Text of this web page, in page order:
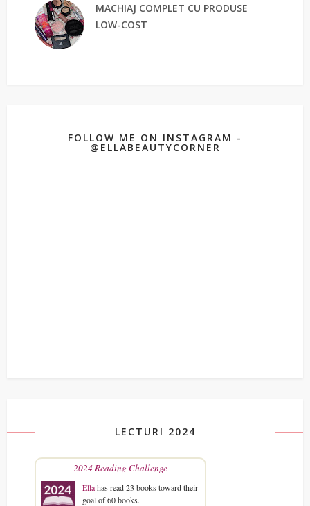
MACHIAJ COMPLET CU PRODUSE
LOW-COST
FOLLOW ME ON INSTAGRAM -
@ELLABEAUTYCORNER
LECTURI 2024
2024 Reading Challenge
Ellahas read 23 books toward their
goal of 60 books.